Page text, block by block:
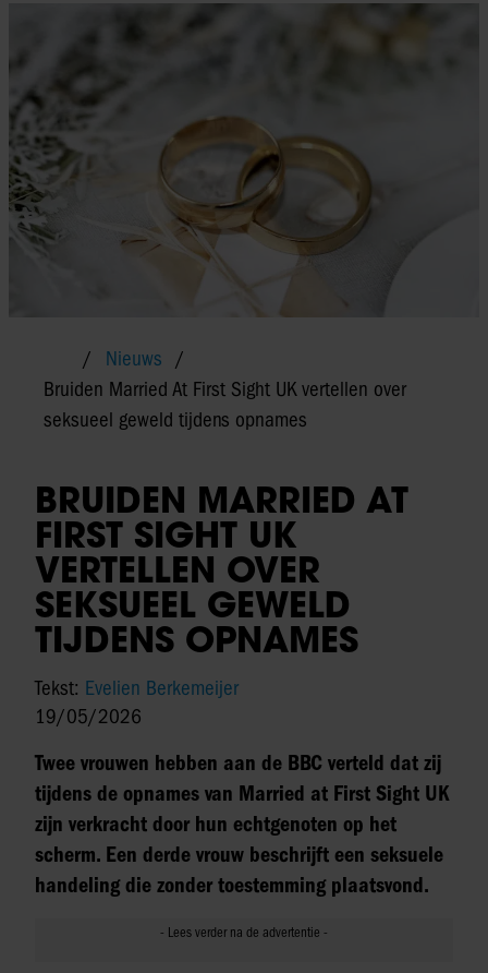
Nieuws
Bruiden Married At First Sight UK vertellen over
seksueel geweld tijdens opnames
BRUIDEN MARRIED AT
FIRST SIGHT UK
VERTELLEN OVER
SEKSUEEL GEWELD
TIJDENS OPNAMES
Tekst: Evelien Berkemeijer
19/05/2026
Twee vrouwen hebben aan de BBC verteld dat zij
tijdens de opnames van Married at First Sight UK
zijn verkracht door hun echtgenoten op het
scherm. Een derde vrouw beschrijft een seksuele
handeling die zonder toestemming plaatsvond.